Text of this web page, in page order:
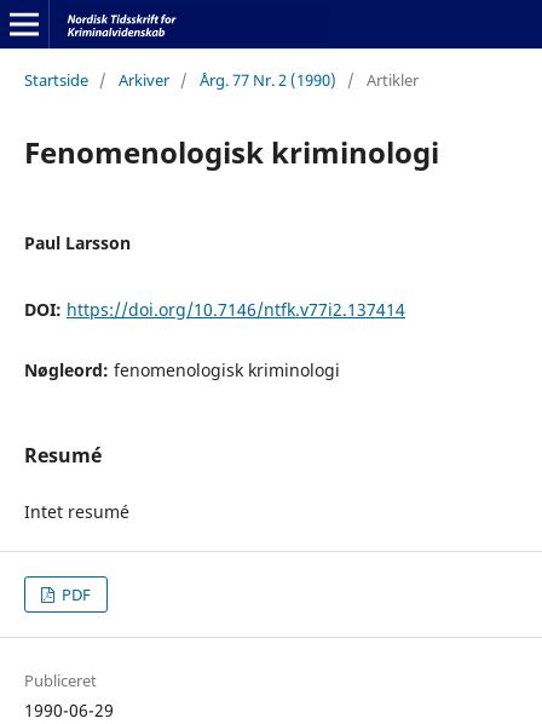
Startside / Arkiver / Årg. 77 Nr. 2 (1990) / Artikler
Fenomenologisk kriminologi
Paul Larsson
DOI: https://doi.org/10.7146/ntfk.v77i2.137414
Nøgleord: fenomenologisk kriminologi
Resumé
Intet resumé
PDF
Publiceret
1990-06-29